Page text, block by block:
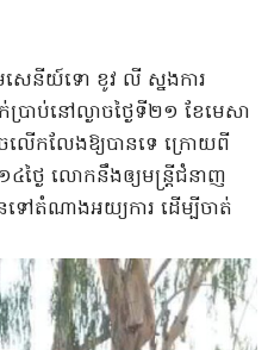
េនីយ៍ទោ ខូវ លី ស្នងការ
ប្រាប់នៅល្ងាចថ្ងៃទី២១ ខែមេសា
លើកលែងឱ្យបានទេ ក្រោយពី
៤ថ្ងៃ លោកនឹងឲ្យមន្ត្រីជំនាញ
តំណាងអយ្យការ ដើម្បីចាត់